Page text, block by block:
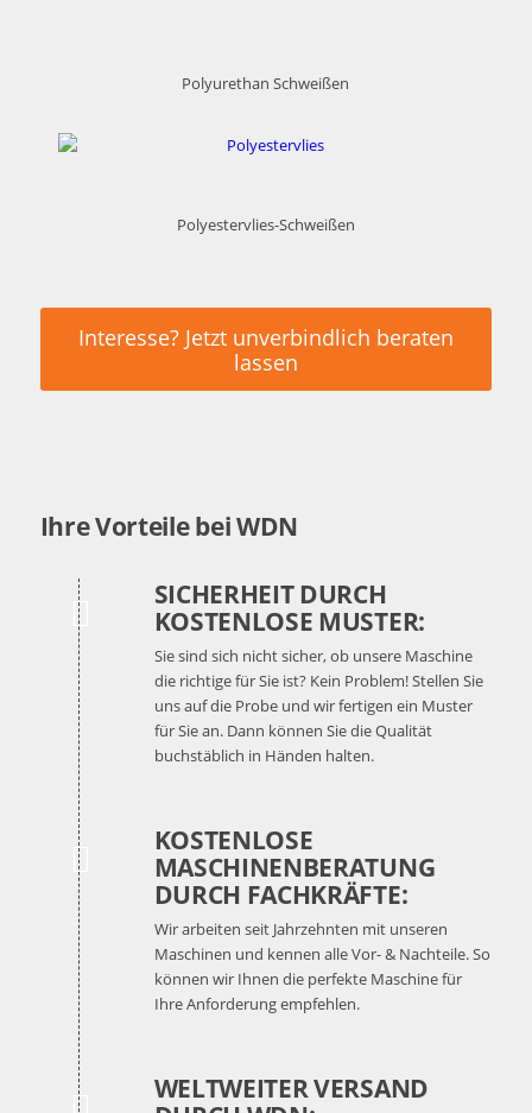
Polyurethan Schweißen
Polyestervlies-Schweißen
Interesse? Jetzt unverbindlich beraten
lassen
Ihre Vorteile bei WDN
SICHERHEIT DURCH
KOSTENLOSE MUSTER:
Sie sind sich nicht sicher, ob unsere Maschine
die richtige für Sie ist? Kein Problem! Stellen Sie
uns auf die Probe und wir fertigen ein Muster
für Sie an. Dann können Sie die Qualität
buchstäblich in Händen halten.
KOSTENLOSE
MASCHINENBERATUNG
DURCH FACHKRÄFTE:
Wir arbeiten seit Jahrzehnten mit unseren
Maschinen und kennen alle Vor- & Nachteile. So
können wir Ihnen die perfekte Maschine für
Ihre Anforderung empfehlen.
WELTWEITER VERSAND